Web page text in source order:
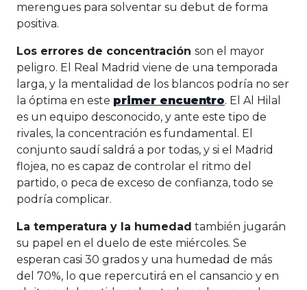
merengues para solventar su debut de forma
positiva.
Los errores de concentración son el mayor
peligro. El Real Madrid viene de una temporada
larga, y la mentalidad de los blancos podría no ser
la óptima en este primer encuentro. El Al Hilal
es un equipo desconocido, y ante este tipo de
rivales, la concentración es fundamental. El
conjunto saudí saldrá a por todas, y si el Madrid
flojea, no es capaz de controlar el ritmo del
partido, o peca de exceso de confianza, todo se
podría complicar.
La temperatura y la humedad también jugarán
su papel en el duelo de este miércoles. Se
esperan casi 30 grados y una humedad de más
del 70%, lo que repercutirá en el cansancio y en